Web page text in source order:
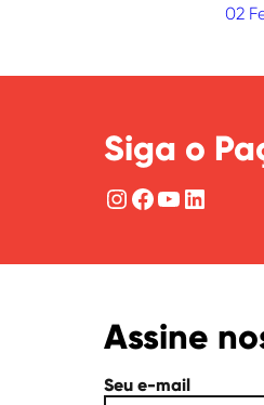
02
Siga o
Instagram
Facebook
YouTube
LinkedIn
Assine
Seu e-mail